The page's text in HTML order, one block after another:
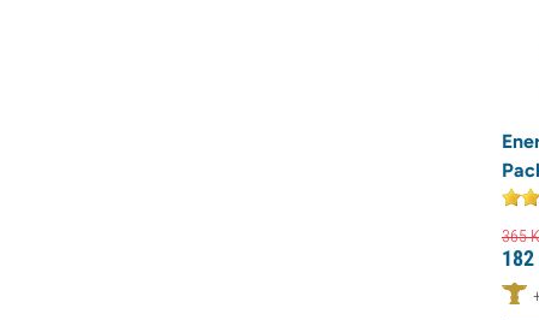
365
182